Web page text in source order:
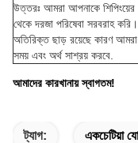
উত্তরঃ আমরা আপনাকে
থেকে দরজা পরিষেবা সরবরাহ
অতিরিক্ত ছাড় রয়েছে কারণ
সময় এবং অর্থ সাশ্রয় করবে.
আমাদের কারখানায় স্বাগতম!
ট্যাগ: একচেটিয়া